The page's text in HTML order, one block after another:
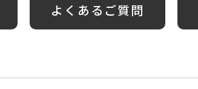
よくあるご質問